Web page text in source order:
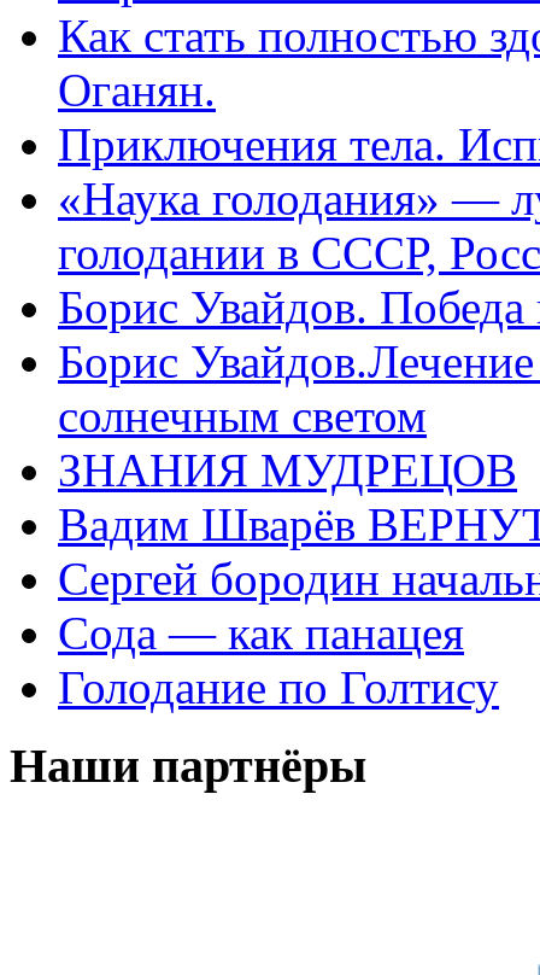
Как стать полностью
Оганян.
Приключения тела.
«Наука голодания» —
голодании в СССР,
Борис Увайдов.
Борис
солнечным светом
ЗНАНИЯ МУДРЕЦОВ
Вадим Шварёв
Сергей бородин
Сода — как панацея
Голодание по Голтису
Наши партнёры